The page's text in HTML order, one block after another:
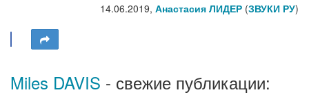
14.06.2019, Анастасия ЛИДЕР (ЗВУКИ РУ)
Miles DAVIS - свежие публикации: